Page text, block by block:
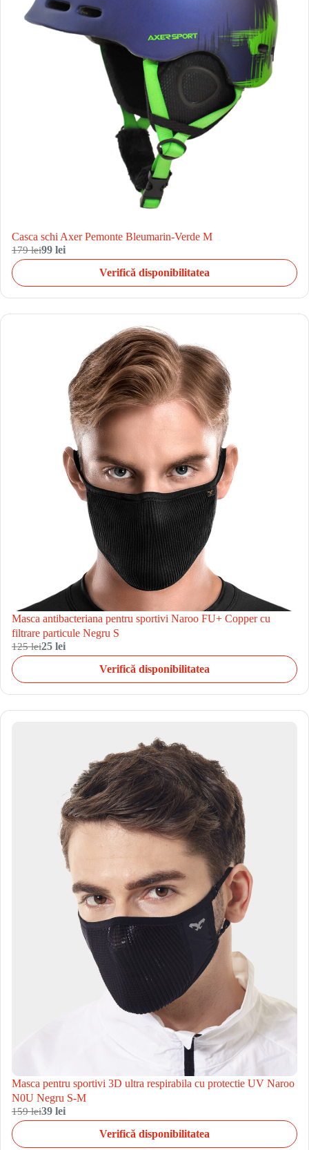
Casca schi Axer Pemonte Bleumarin-Verde M
179 lei99 lei
Verifică disponibilitatea
Masca antibacteriana pentru sportivi Naroo FU+ Copper cu
filtrare particule Negru S
125 lei25 lei
Verifică disponibilitatea
Masca pentru sportivi 3D ultra respirabila cu protectie UV Naroo
N0U Negru S-M
159 lei39 lei
Verifică disponibilitatea